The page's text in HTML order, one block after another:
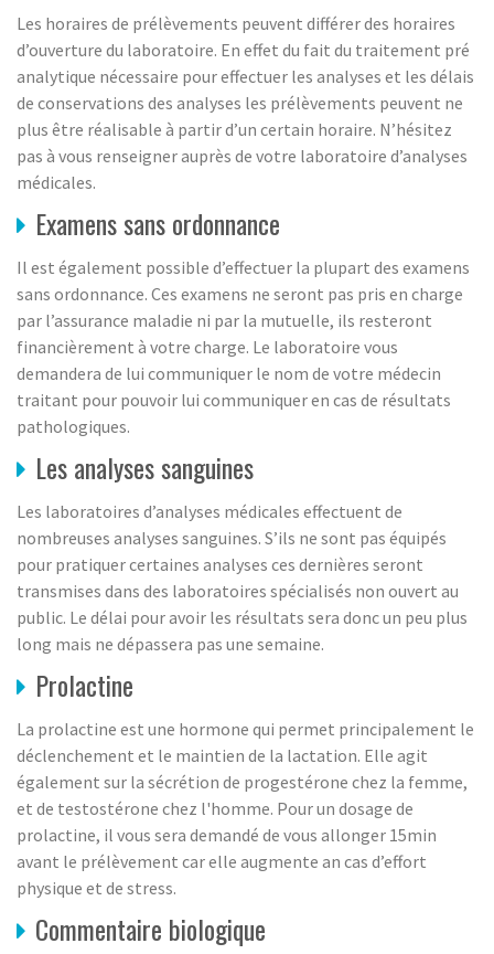
Les horaires de prélèvements peuvent différer des horaires
d’ouverture du laboratoire. En effet du fait du traitement pré
analytique nécessaire pour effectuer les analyses et les délais
de conservations des analyses les prélèvements peuvent ne
plus être réalisable à partir d’un certain horaire. N’hésitez
pas à vous renseigner auprès de votre laboratoire d’analyses
médicales.
Examens sans ordonnance
Il est également possible d’effectuer la plupart des examens
sans ordonnance. Ces examens ne seront pas pris en charge
par l’assurance maladie ni par la mutuelle, ils resteront
financièrement à votre charge. Le laboratoire vous
demandera de lui communiquer le nom de votre médecin
traitant pour pouvoir lui communiquer en cas de résultats
pathologiques.
Les analyses sanguines
Les laboratoires d’analyses médicales effectuent de
nombreuses analyses sanguines. S’ils ne sont pas équipés
pour pratiquer certaines analyses ces dernières seront
transmises dans des laboratoires spécialisés non ouvert au
public. Le délai pour avoir les résultats sera donc un peu plus
long mais ne dépassera pas une semaine.
Prolactine
La prolactine est une hormone qui permet principalement le
déclenchement et le maintien de la lactation. Elle agit
également sur la sécrétion de progestérone chez la femme,
et de testostérone chez l'homme. Pour un dosage de
prolactine, il vous sera demandé de vous allonger 15min
avant le prélèvement car elle augmente an cas d’effort
physique et de stress.
Commentaire biologique